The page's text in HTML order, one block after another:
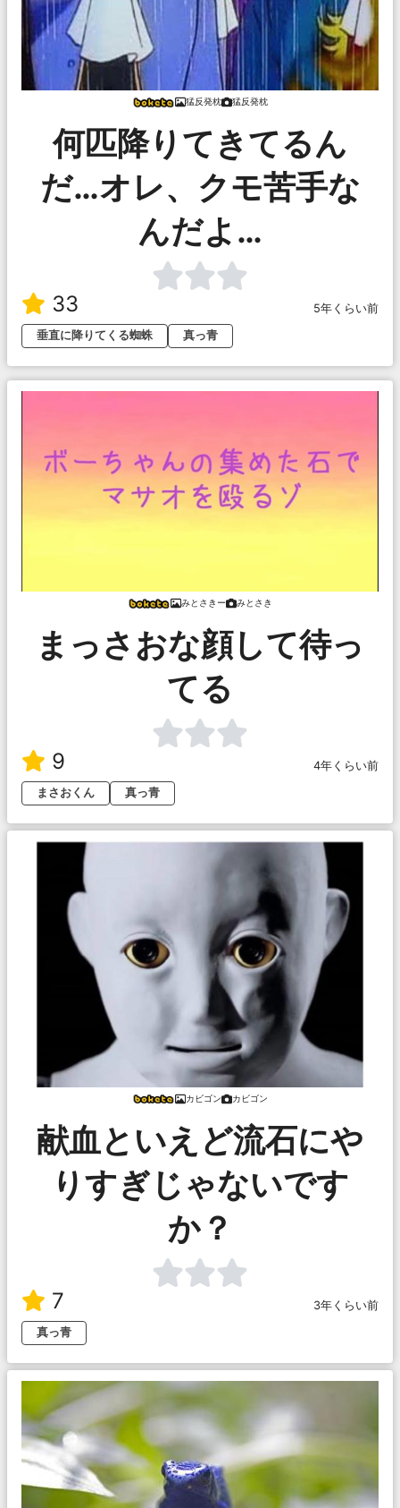
猛反発枕 猛反発枕
何匹降りてきてるん
だ…オレ、クモ苦手な
んだよ…
33
5年くらい前
垂直に降りてくる蜘蛛
真っ青
みとさきー みとさき
まっさおな顔して待っ
てる
9
4年くらい前
まさおくん
真っ青
カビゴン カビゴン
献血といえど流石にや
りすぎじゃないです
か？
7
3年くらい前
真っ青